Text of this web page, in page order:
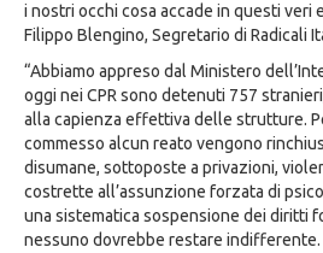
i nostri occhi cosa accade in questi veri
Filippo Blengino, Segretario di Radicali
“Abbiamo appreso dal Ministero
oggi nei CPR sono detenuti 757
alla capienza effettiva delle strutture.
commesso alcun reato vengono
disumane, sottoposte a privazioni,
costrette all’assunzione forzata di
una sistematica sospensione dei diritti
nessuno dovrebbe restare indifferente.